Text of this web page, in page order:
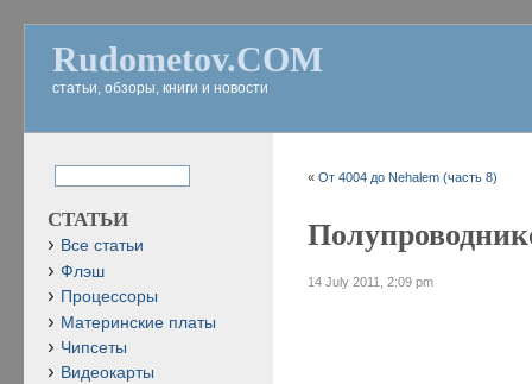
Rudometov.COM
статьи, обзоры, книги и новости
«От 4004 до Nehalem (часть 8)
14 July 2011, 2:09 pm
СТАТЬИ
Все статьи
Флэш
Процессоры
Материнские платы
Чипсеты
Видеокарты